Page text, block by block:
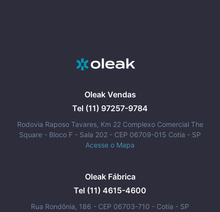
Oleak Vendas
Tel (11) 97257-9784
Rodovia Raposo Tavares, Km 22 Complexo Comercial The
Square - Bloco F - Sala 202 - CEP 06709-015 Cotia - SP
Acesse o Mapa
Oleak Fábrica
Tel (11) 4615-4600
Rua Rondônia, 186 - CEP 06703-710 - Cotia - SP